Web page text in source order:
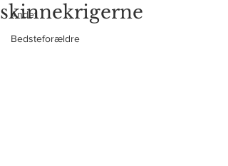
Andet
Bedsteforældre
skinnekrigerne